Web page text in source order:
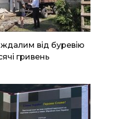
від буревію
гривень